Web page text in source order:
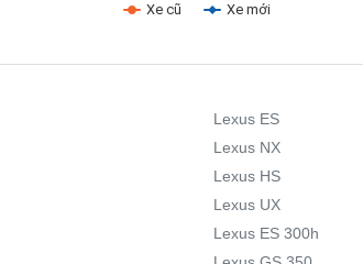
Xe cũ Xe mới
Lexus ES
Lexus NX
Lexus HS
Lexus UX
Lexus ES 300h